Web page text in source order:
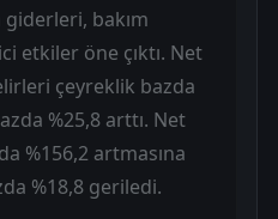
bakım
etkiler öne çıktı. Net
çeyreklik bazda
%25,8 arttı. Net
%156,2 artmasına
%18,8 geriledi.